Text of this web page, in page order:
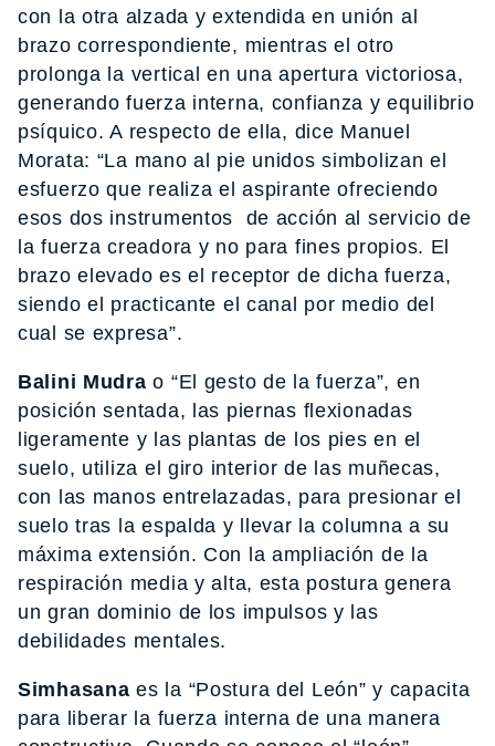
con la otra alzada y extendida en unión al
brazo correspondiente, mientras el otro
prolonga la vertical en una apertura victoriosa,
generando fuerza interna, confianza y equilibrio
psíquico. A respecto de ella, dice Manuel
Morata: “La mano al pie unidos simbolizan el
esfuerzo que realiza el aspirante ofreciendo
esos dos instrumentos de acción al servicio de
la fuerza creadora y no para fines propios. El
brazo elevado es el receptor de dicha fuerza,
siendo el practicante el canal por medio del
cual se expresa”.
Balini Mudra o “El gesto de la fuerza”, en
posición sentada, las piernas flexionadas
ligeramente y las plantas de los pies en el
suelo, utiliza el giro interior de las muñecas,
con las manos entrelazadas, para presionar el
suelo tras la espalda y llevar la columna a su
máxima extensión. Con la ampliación de la
respiración media y alta, esta postura genera
un gran dominio de los impulsos y las
debilidades mentales.
Simhasana es la “Postura del León” y capacita
para liberar la fuerza interna de una manera